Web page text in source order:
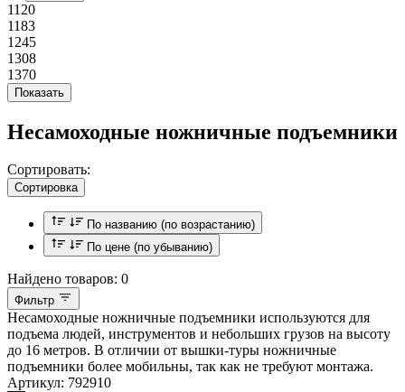
1120
1183
1245
1308
1370
Несамоходные ножничные подъемники
Сортировать:
Сортировка
По названию (по возрастанию)
По цене (по убыванию)
Найдено товаров: 0
Фильтр
Несамоходные ножничные подъемники используются для
подъема людей, инструментов и небольших грузов на высоту
до 16 метров. В отличии от вышки-туры ножничные
подъемники более мобильны, так как не требуют монтажа.
Артикул: 792910